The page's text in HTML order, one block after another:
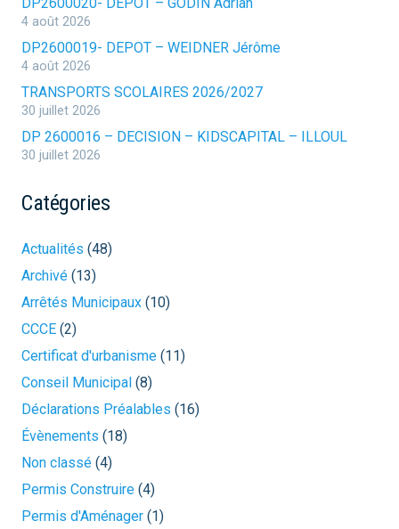
4 août 2026
DP2600019- DEPOT – WEIDNER Jérôme
4 août 2026
TRANSPORTS SCOLAIRES 2026/2027
30 juillet 2026
DP 2600016 – DECISION – KIDSCAPITAL – ILLOUL
30 juillet 2026
Catégories
Actualités (48)
Archivé (13)
Arrêtés Municipaux (10)
CCCE (2)
Certificat d'urbanisme (11)
Conseil Municipal (8)
Déclarations Préalables (16)
Évènements (18)
Non classé (4)
Permis Construire (4)
Permis d'Aménager (1)